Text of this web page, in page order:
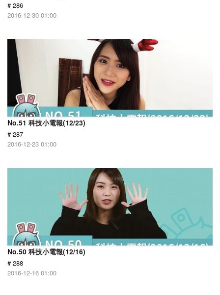
# 286
2016-12-30 01:00
No.51 科技小電報(12/23)
# 287
2016-12-23 01:00
No.50 科技小電報(12/16)
# 288
2016-12-16 01:00